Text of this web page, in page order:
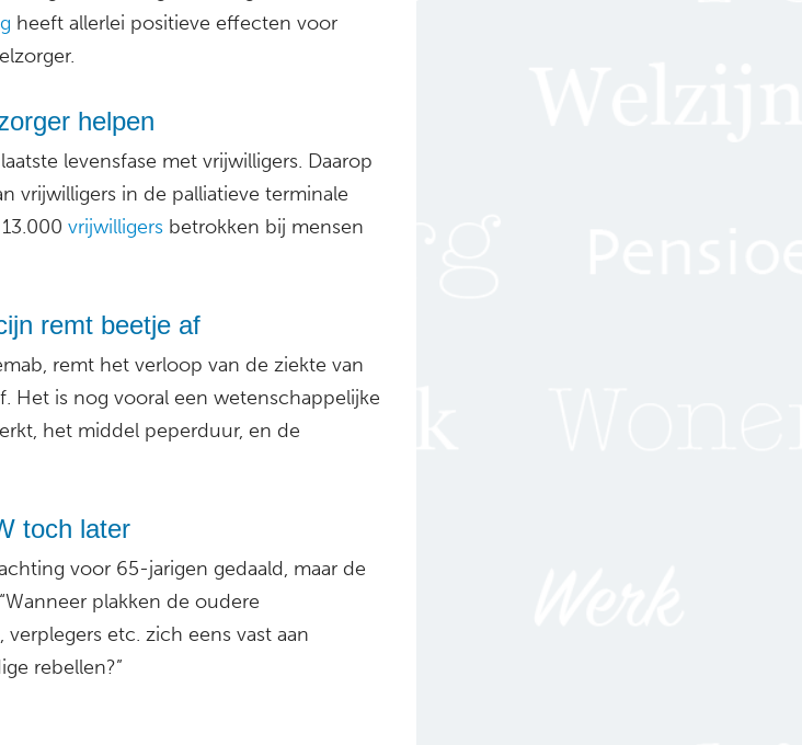
heeft allerlei positieve effecten voor
helpen
levensfase met vrijwilligers. Daarop
vrijwilligers in de palliatieve terminale
vrijwilligers betrokken bij mensen
remt beetje af
remt het verloop van de ziekte van
Het is nog vooral een wetenschappelijke
het middel peperduur, en de
toch later
voor 65-jarigen gedaald, maar de
plakken de oudere
verplegers etc. zich eens vast aan
rebellen?”